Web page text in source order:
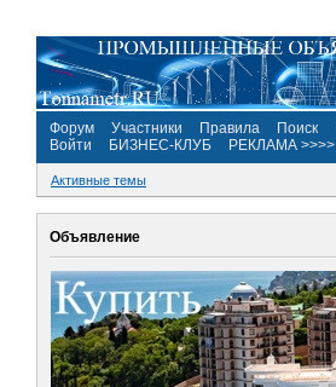
Форум Участники Правила Поиск
Войти
БИЗНЕС-КЛУБ РЕКЛАМА >>>>
Активные темы
Объявление